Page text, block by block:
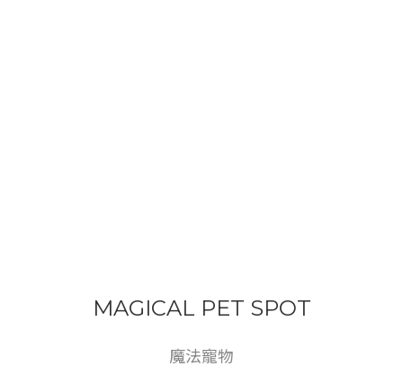
MAGICAL PET SPOT
魔法寵物